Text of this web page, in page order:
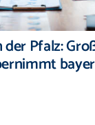
Pfalz: